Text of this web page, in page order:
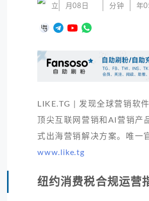
立
月08日
分钟
年
LIKE.TG | 发现全球营销软
顶尖互联网营销和AI营销产
式出海营销解决方案。唯一
www.like.tg
纽约消费税合规运营